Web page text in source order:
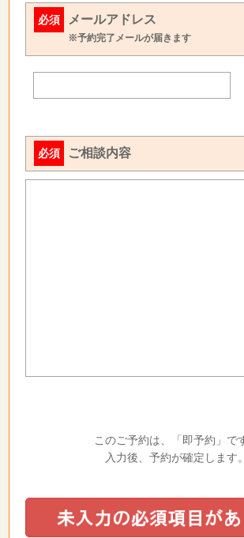
必須 メールアドレス
※予約完了メールが届きます
必須 ご相談内容
このご予約は、「即予約」で
入力後、予約が確定します。